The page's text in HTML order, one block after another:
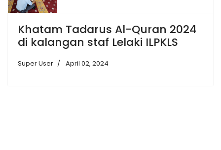
Khatam Tadarus Al-Quran 2024
di kalangan staf Lelaki ILPKLS
Super User April 02, 2024